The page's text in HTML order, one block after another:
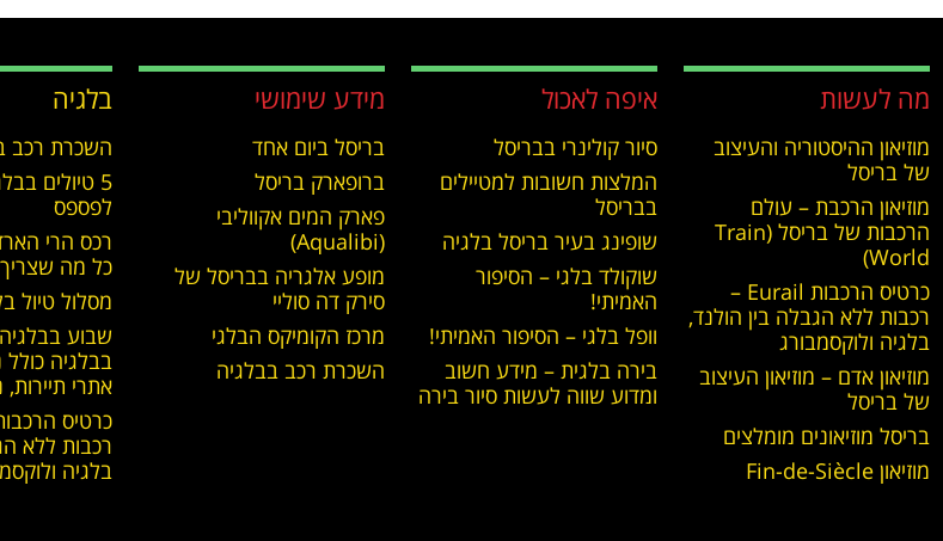
מה לעשות
מוזיאון ההיסטוריה והעיצוב
של בריסל
מוזיאון הרכבת – עולם
הרכבות של בריסל (Train
World)
כרטיס הרכבות Eurail –
רכבות ללא הגבלה בין הולנד,
בלגיה ולוקסמבורג
מוזיאון אדם – מוזיאון העיצוב
של בריסל
בריסל מוזיאונים מומלצים
מוזיאון Fin-de-Siècle
איפה לאכול
סיור קולינרי בבריסל
המלצות חשובות למטיילים
בבריסל
שופינג בעיר בריסל בלגיה
שוקולד בלגי – הסיפור
האמיתי!
וופל בלגי – הסיפור האמיתי!
בירה בלגית – מידע חשוב
ומדוע שווה לעשות סיור בירה
מידע שימושי
בריסל ביום אחד
ברופארק בריסל
פארק המים אקווליבי
(Aqualibi)
מופע אלגריה בבריסל של
סירק דה סוליי
מרכז הקומיקס הבלגי
השכרת רכב בבלגיה
בלגיה
השכרת רכב
5 טיולים
לפספס
רכס הרי
כל מה
מסלול טיול
שבוע
בבלגיה כולל
אתרי תיירות,
רכבות ללא
בלגיה